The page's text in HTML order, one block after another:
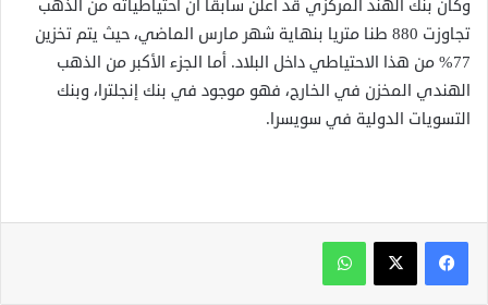
وكان بنك الهند المركزي قد أعلن سابقا أن احتياطياته من الذهب
تجاوزت 880 طنا متريا بنهاية شهر مارس الماضي، حيث يتم تخزين
77% من هذا الاحتياطي داخل البلاد. أما الجزء الأكبر من الذهب
الهندي المخزن في الخارج، فهو موجود في بنك إنجلترا، وبنك
التسويات الدولية في سويسرا.
واتساب